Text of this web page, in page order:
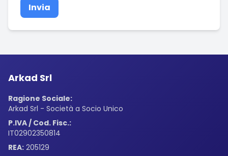
Invia
Arkad Srl
Ragione Sociale:
Arkad Srl - Società a Socio Unico
P.IVA / Cod. Fisc.:
IT02902350814
REA: 205129